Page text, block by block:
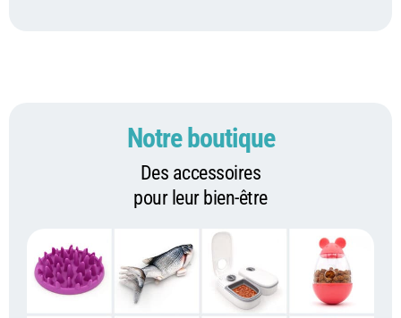
Notre boutique
Des accessoires
pour leur bien-être